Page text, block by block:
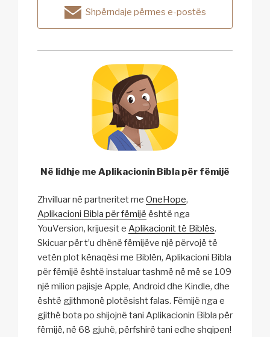
Shpërndaje përmes e-postës
Në lidhje me Aplikacionin Bibla për fëmijë
Zhvilluar në partneritet me OneHope,
Aplikacioni Bibla për fëmijë është nga
YouVersion, krijuesit e Aplikacionit të Biblës.
Skicuar për t’u dhënë fëmijëve një përvojë të
vetën plot kënaqësi me Biblën, Aplikacioni Bibla
për fëmijë është instaluar tashmë në më se 109
një milion pajisje Apple, Android dhe Kindle, dhe
është gjithmonë plotësisht falas. Fëmijë nga e
gjithë bota po shijojnë tani Aplikacionin Bibla për
fëmijë, në 68 gjuhë, përfshirë tani edhe shqipen!